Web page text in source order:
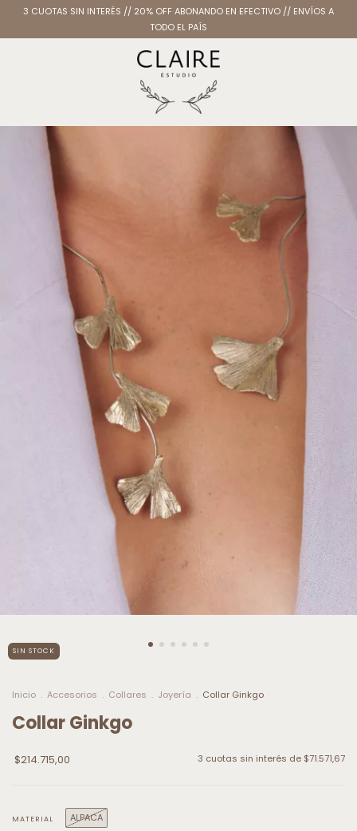
3 CUOTAS SIN INTERÉS // 20% OFF ABONANDO EN EFECTIVO // ENVÍOS A
TODO EL PAÍS
SIN STOCK
Inicio . Accesorios . Collares . Joyería . Collar Ginkgo
Collar Ginkgo
$214.715,00 3 cuotas sin interés de $71.571,67
MATERIAL ALPACA